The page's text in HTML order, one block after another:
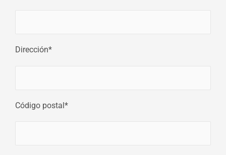
Dirección*
Código postal*